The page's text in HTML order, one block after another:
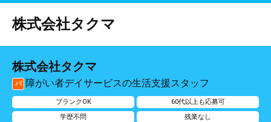
株式会社タクマ
株式会社タクマ
パ 障がい者デイサービスの生活支援スタッフ
ブランクOK
60代以上も応募可
学歴不問
残業なし